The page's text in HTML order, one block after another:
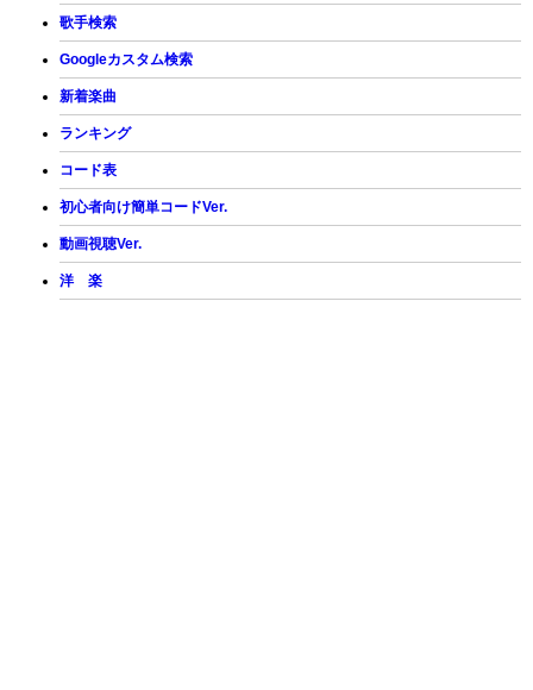
歌手検索
Googleカスタム検索
新着楽曲
ランキング
コード表
初心者向け簡単コードVer.
動画視聴Ver.
洋 楽